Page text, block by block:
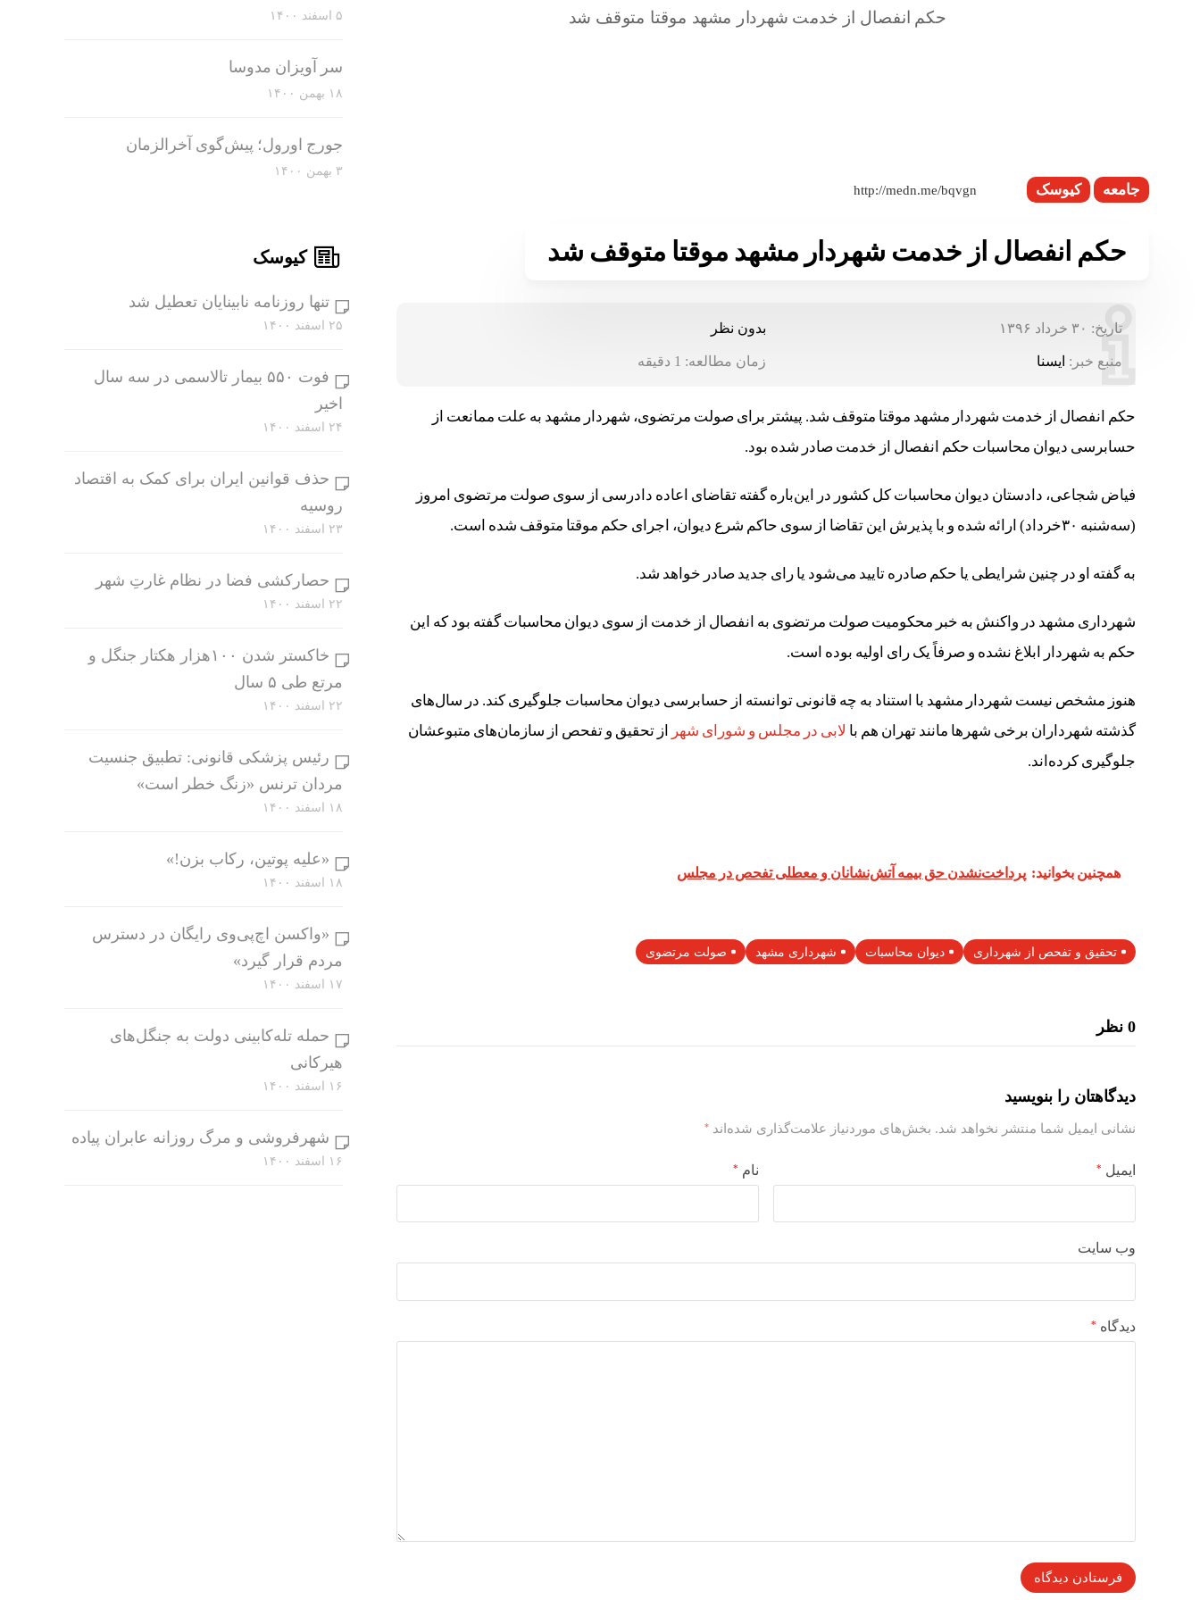
جامعه کیوسک
حکم انفصال از خدمت شهردار مشهد موقتا متوقف شد
تاریخ: ۳۰ خرداد ۱۳۹۶ بدون نظر
منبع خبر: ایسنا زمان مطالعه: 1 دقیقه
حکم انفصال از خدمت شهردار مشهد موقتا متوقف شد. پیشتر برای صولت مرتضوی، شهردار مشهد به علت ممانعت از
حسابرسی دیوان محاسبات حکم انفصال از خدمت صادر شده بود.
فیاض شجاعی، دادستان دیوان محاسبات کل کشور در این‌باره گفته تقاضای اعاده دادرسی از سوی صولت مرتضوی امروز
(سه‌شنبه ۳۰خرداد) ارائه شده و با پذیرش این تقاضا از سوی حاکم شرع دیوان، اجرای حکم موقتا متوقف شده است.
به گفته او در چنین شرایطی یا حکم صادره تایید می‌شود یا رای جدید صادر خواهد شد.
شهرداری مشهد در واکنش به خبر محکومیت صولت مرتضوی به انفصال از خدمت از سوی دیوان محاسبات گفته بود که این
حکم به شهردار ابلاغ نشده و صرفاً یک رای اولیه بوده است.
هنوز مشخص نیست شهردار مشهد با استناد به چه قانونی توانسته از حسابرسی دیوان محاسبات جلوگیری کند. در سال‌های
گذشته شهرداران برخی شهرها مانند تهران هم با لابی در مجلس و شورای شهر
از تحقیق و تفحص از سازمان‌های متبوعشان
جلوگیری کرده‌اند.
همچنین بخوانید: پرداخت‌نشدن حق بیمه آتش‌نشانان و معطلی تفحص در مجلس
تحقیق و تفحص از شهرداری دیوان محاسبات شهرداری مشهد صولت مرتضوی
0 نظر
دیدگاهتان را بنویسید
نشانی ایمیل شما منتشر نخواهد شد. بخش‌های موردنیاز علامت‌گذاری شده‌اند *
نام * ایمیل *
وب‌ سایت
دیدگاه *
۵ اسفند ۱۴۰۰
سر آویزان مدوسا
۱۸ بهمن ۱۴۰۰
جورج اورول؛ پیش‌گوی آخرالزمان
۳ بهمن ۱۴۰۰
کیوسک
تنها روزنامه نابینایان تعطیل شد
۲۵ اسفند ۱۴۰۰
فوت ۵۵۰ بیمار تالاسمی در سه سال
اخیر
۲۴ اسفند ۱۴۰۰
حذف قوانین ایران برای کمک به اقتصاد
روسیه
۲۳ اسفند ۱۴۰۰
حصارکشی فضا در نظام غارتِ شهر
۲۲ اسفند ۱۴۰۰
خاکستر شدن ۱۰۰هزار هکتار جنگل و
مرتع طی ۵ سال
۲۲ اسفند ۱۴۰۰
رئیس پزشکی قانونی: تطبیق جنسیت
مردان ترنس «زنگ خطر است»
۱۸ اسفند ۱۴۰۰
«علیه پوتین، رکاب بزن!»
۱۸ اسفند ۱۴۰۰
«واکسن اچ‌پی‌وی رایگان در دسترس
مردم قرار گیرد»
۱۷ اسفند ۱۴۰۰
حمله تله‌کابینی دولت به جنگل‌های
هیرکانی
۱۶ اسفند ۱۴۰۰
شهرفروشی و مرگ روزانه عابران پیاده
۱۶ اسفند ۱۴۰۰